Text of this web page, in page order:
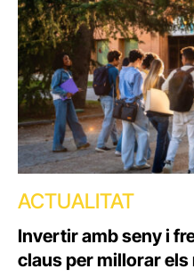
ACTUALITAT
Invertir amb seny i
claus per millorar